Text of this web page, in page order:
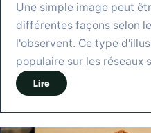
Une simple image peut
différentes façons selon
l'observent. Ce type
populaire sur les réseaux
Lire